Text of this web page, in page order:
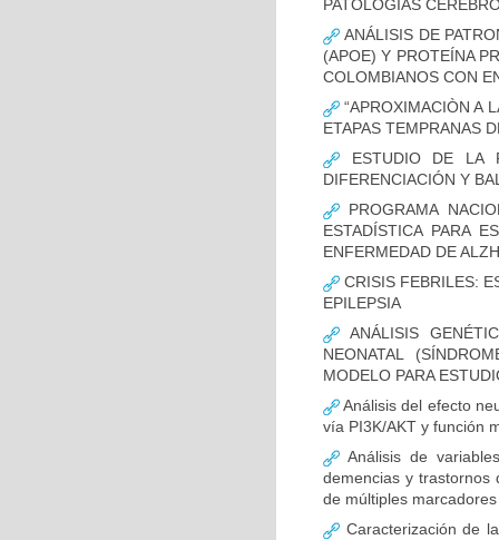
PATOLOGÍAS
ANÁLISIS DE
(APOE) Y PROTEÍNA
COLOMBIANOS CON
“APROXIMACIÒN A
ETAPAS TEMPRANAS
ESTUDIO DE LA
DIFERENCIACIÓN Y
PROGRAMA
ESTADÍSTICA PARA
ENFERMEDAD DE
CRISIS FEBRILES:
EPILEPSIA
ANÁLISIS
NEONATAL
MODELO PARA
Análisis del efecto
vía PI3K/AKT y función
Análisis de
demencias y trastornos
de múltiples
Caracterización de